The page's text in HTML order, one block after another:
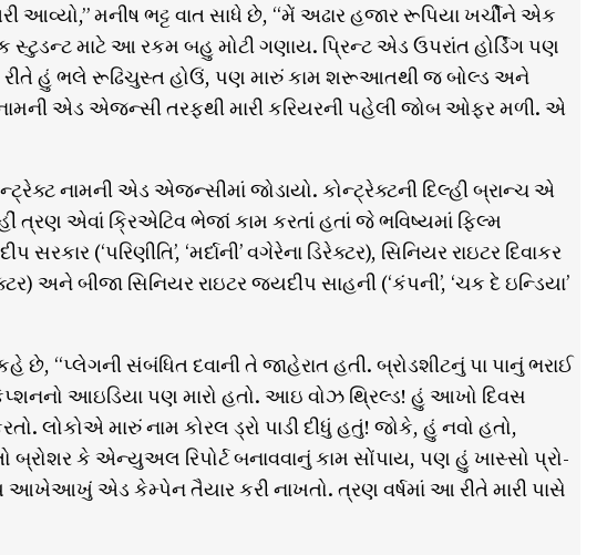
મનીષ ભટ્ટ વાત સાધે છે, “મેં અઢાર હજાર રૂપિયા ખર્ચીને એક
માટે આ રકમ બહુ મોટી ગણાય. પ્રિન્ટ એડ ઉપરાંત હોર્ડિંગ પણ
હું ભલે રૂઢિચુસ્ત હોઉં, પણ મારું કામ શરૂઆતથી જ બોલ્ડ અને
એડ એજન્સી તરફથી મારી કરિયરની પહેલી જોબ ઓફર મળી. એ
નામની એડ એજન્સીમાં જોડાયો. કોન્ટ્રેક્ટની દિલ્હી બ્રાન્ચ એ
ત્રણ એવાં ક્રિએટિવ ભેજાં કામ કરતાં હતાં જે ભવિષ્યમાં ફિલ્મ
(‘પરિણીતિ’, ‘મર્દાની’ વગેરેના ડિરેક્ટર), સિનિયર રાઇટર દિવાકર
અને બીજા સિનિયર રાઇટર જયદીપ સાહની (‘કંપની’, ‘ચક દે ઇન્ડિયા’
છે, “પ્લેગની સંબંધિત દવાની તે જાહેરાત હતી. બ્રોડશીટનું પા પાનું ભરાઈ
આઇડિયા પણ મારો હતો. આઇ વોઝ થ્રિલ્ડ! હું આખો દિવસ
લોકોએ મારું નામ કોરલ ડ્રો પાડી દીધું હતું! જોકે, હું નવો હતો,
કે એન્યુઅલ રિપોર્ટ બનાવવાનું કામ સોંપાય, પણ હું ખાસ્સો પ્રો-
આખેઆખું એડ કેમ્પેન તૈયાર કરી નાખતો. ત્રણ વર્ષમાં આ રીતે મારી પાસે